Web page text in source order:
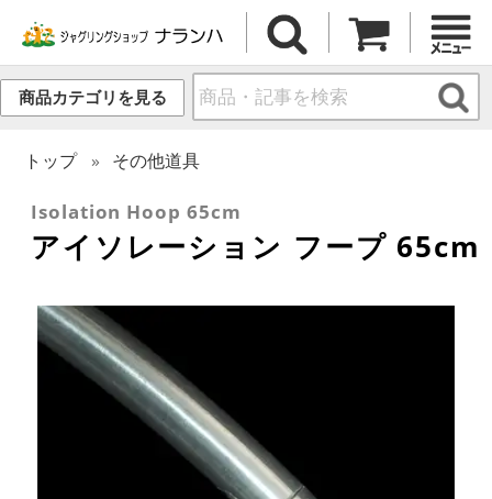
商品カテゴリを見る
トップ その他道具
Isolation Hoop 65cm
アイソレーション フープ 65cm